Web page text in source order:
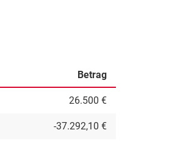
Betrag
26.500 €
-37.292,10 €